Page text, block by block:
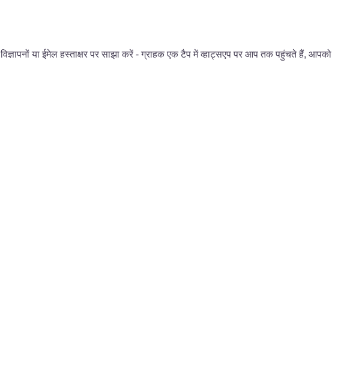
या ईमेल हस्ताक्षर पर साझा करें - ग्राहक एक टैप में व्हाट्सएप पर आप तक पहुंचते हैं, आपको